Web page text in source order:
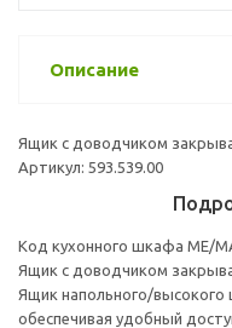
Описание
Ящик с доводчиком
Артикул: 593.539.00
Код кухонного шкафа ME/
Ящик с доводчиком
Ящик напольного/высокого
обеспечивая удобный